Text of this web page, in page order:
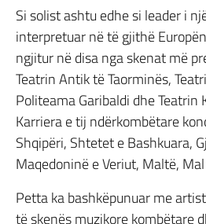
Si solist ashtu edhe si leader i
interpretuar në të gjithë
ngjitur në disa nga skenat më
Teatrin Antik të Taorminës,
Politeama Garibaldi dhe Teatrin
Karriera e tij ndërkombëtare
Shqipëri, Shtetet e Bashkuara,
Maqedoninë e Veriut, Maltë,
Petta ka bashkëpunuar me
të skenës muzikore kombëtare